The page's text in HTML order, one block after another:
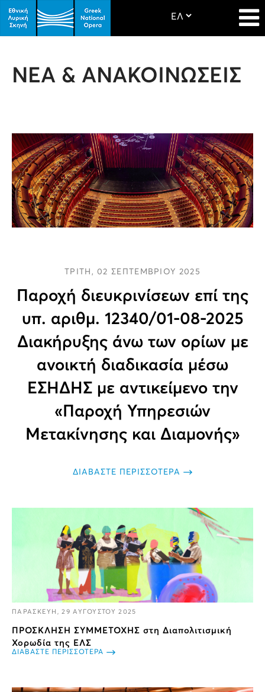
ΝΕΑ & ΑΝΑΚΟΙΝΩΣΕΙΣ
ΤΡΙΤΗ, 02 ΣΕΠΤΕΜΒΡΙΟΥ 2025
Παροχή διευκρινίσεων επί της
υπ. αριθμ. 12340/01-08-2025
Διακήρυξης άνω των ορίων με
ανοικτή διαδικασία μέσω
ΕΣΗΔΗΣ με αντικείμενο την
«Παροχή Υπηρεσιών
Μετακίνησης και Διαμονής»
ΔΙΑΒΑΣΤΕ ΠΕΡΙΣΣΟΤΕΡΑ
ΠΑΡΑΣΚΕΥΗ, 29 ΑΥΓΟΥΣΤΟΥ 2025
ΠΡΟΣΚΛΗΣΗ ΣΥΜΜΕΤΟΧΗΣ στη Διαπολιτισμική
Χορωδία της ΕΛΣ
ΔΙΑΒΑΣΤΕ ΠΕΡΙΣΣΟΤΕΡΑ